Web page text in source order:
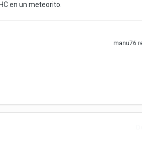
en un meteorito.
manu76